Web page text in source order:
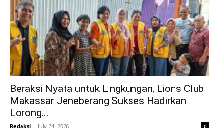
Beraksi Nyata untuk Lingkungan, Lions Club
Makassar Jeneberang Sukses Hadirkan
Lorong...
Redaksi - July 24, 2026 0